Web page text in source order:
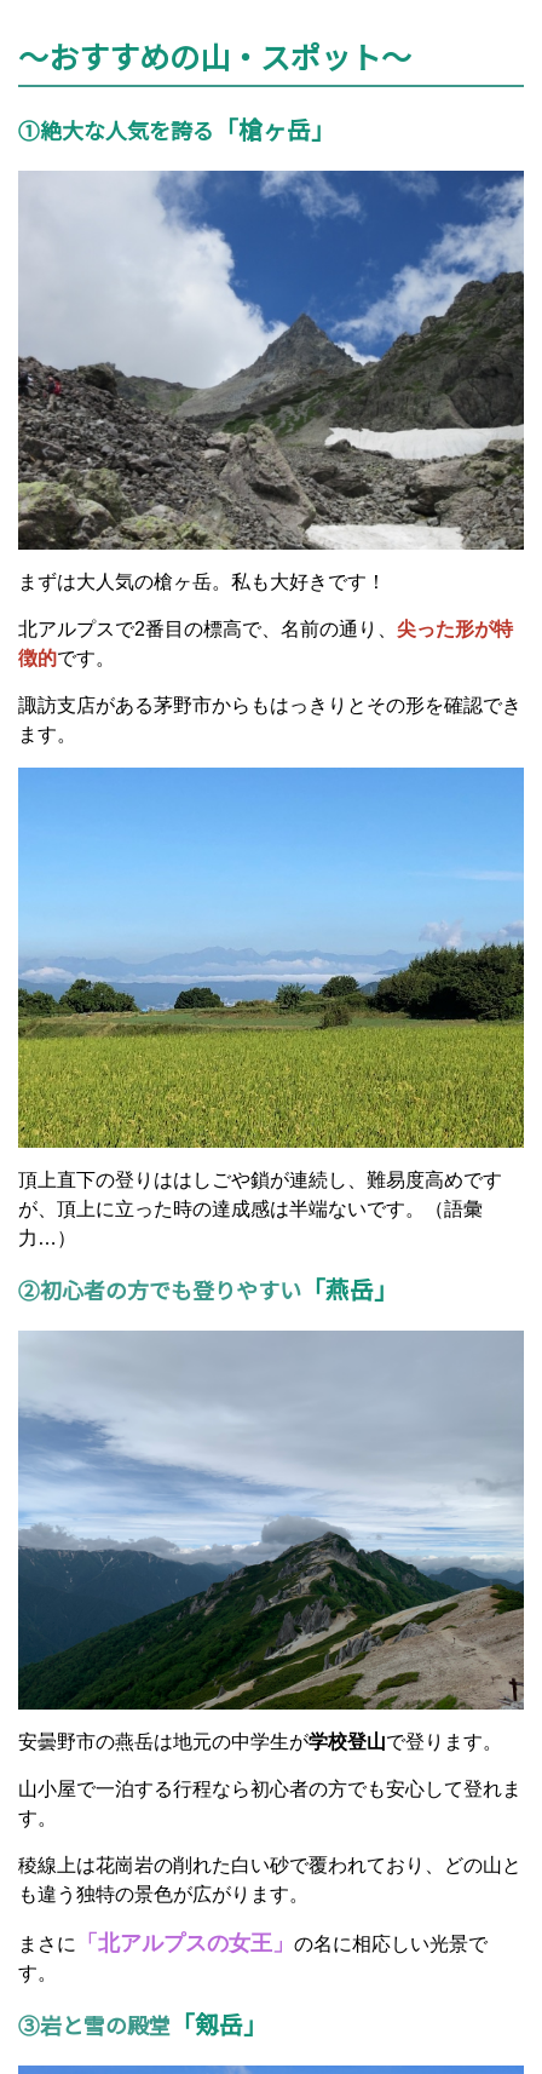
～おすすめの山・スポット～
①絶大な人気を誇る 「槍ヶ岳」
まずは大人気の槍ヶ岳。私も大好きです！
北アルプスで2番目の標高で、名前の通り、 尖った形が特
徴的です。
諏訪支店がある茅野市からもはっきりとその形を確認でき
ます。
頂上直下の登りははしごや鎖が連続し、難易度高めです
が、頂上に立った時の達成感は半端ないです。（語彙
力…）
②初心者の方でも登りやすい 「燕岳」
安曇野市の燕岳は地元の中学生が学校登山で登ります。
山小屋で一泊する行程なら初心者の方でも安心して登れま
す。
稜線上は花崗岩の削れた白い砂で覆われており、どの山と
も違う独特の景色が広がります。
まさに 「北アルプスの女王」 の名に相応しい光景で
す。
③岩と雪の殿堂 「剱岳」